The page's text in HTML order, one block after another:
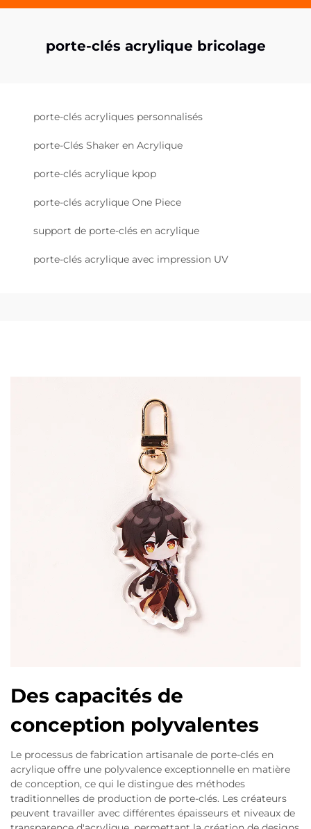
porte-clés acrylique bricolage
porte-clés acryliques personnalisés
porte-Clés Shaker en Acrylique
porte-clés acrylique kpop
porte-clés acrylique One Piece
support de porte-clés en acrylique
porte-clés acrylique avec impression UV
Des capacités de
conception polyvalentes
Le processus de fabrication artisanale de porte-clés en
acrylique offre une polyvalence exceptionnelle en matière
de conception, ce qui le distingue des méthodes
traditionnelles de production de porte-clés. Les créateurs
peuvent travailler avec différentes épaisseurs et niveaux de